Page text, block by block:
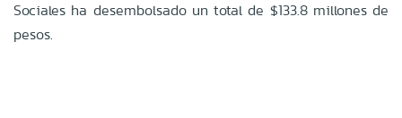
Sociales ha desembolsado un total de $133.8 millones de
pesos.